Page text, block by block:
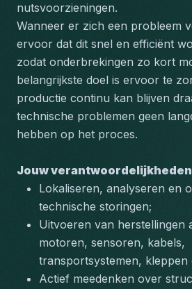
nutsvoorzieningen.
Wanneer er zich een probleem
ervoor dat dit snel en efficiënt
zodat onderbrekingen zo kort
belangrijkste doel is ervoor te
productie continu kan blijven
technische problemen geen
hebben op het proces.
Jouw verantwoordelijkheden
Lokaliseren, analyseren en
technische storingen;
Uitvoeren van herstellingen
motoren, sensoren, kabels,
transportsystemen, kleppen
Actief meedenken over